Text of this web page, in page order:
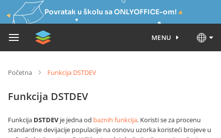
Povratak u školu sa ONLYOFFICE-om!
MENU
Početna Funkcija DSTDEV
Funkcija DSTDEV
Funkcija DSTDEVje jedna od baznih funkcija. Koristi se za procenu
standardne devijacije populacije na osnovu uzorka koristeći brojeve u